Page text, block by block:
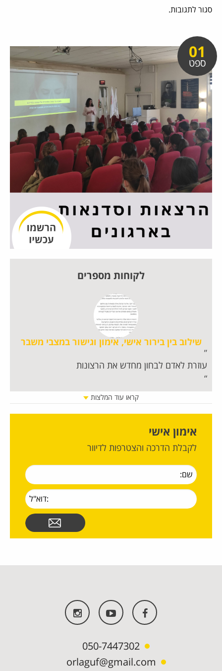
סגור לתגובות.
01
ספט
לקוחות מספרים
שילוב בין בירור אישי, אימון וגישור במצבי משבר
עוזרת לאדם לבחון מחדש את הרצונות
קראו עוד המלצות
אימון אישי
לקבלת הדרכה והצטרפות לדיוור
050-7447302
orlaguf@gmail.com